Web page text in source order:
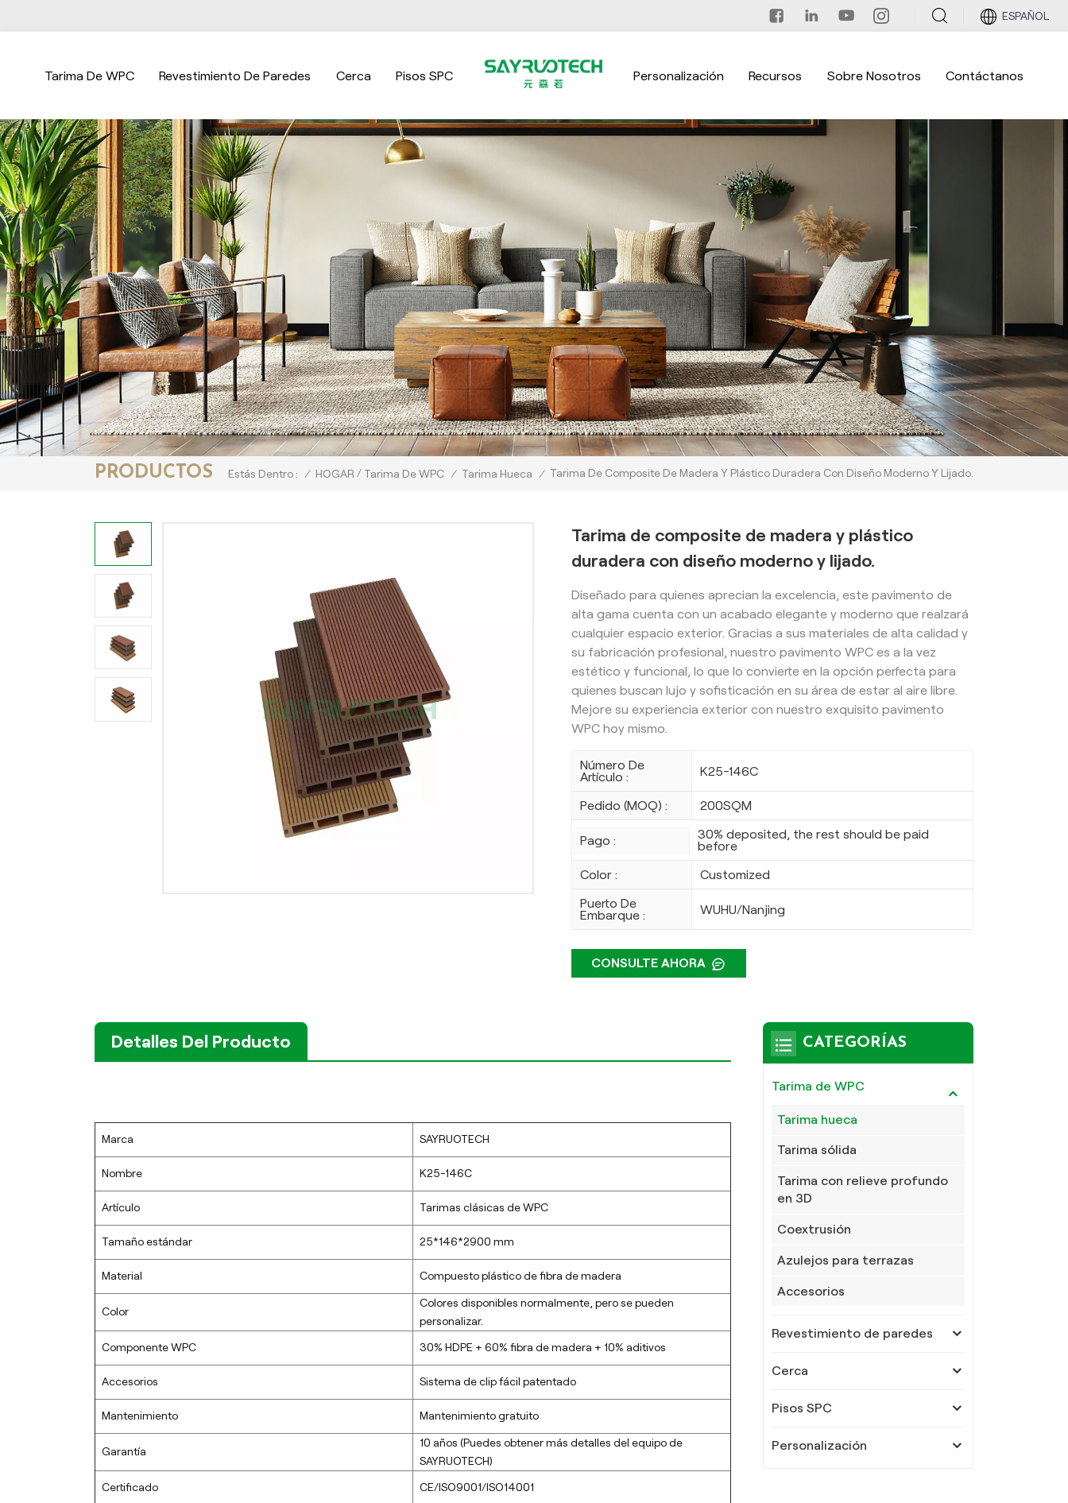
ESPAÑOL
Tarima De WPC Revestimiento De Paredes Cerca Pisos SPC Personalización Recursos Sobre Nosotros Contáctanos
PRODUCTOS Estás Dentro : / HOGAR / Tarima De WPC / Tarima Hueca / Tarima De Composite De Madera Y Plástico Duradera Con Diseño Moderno Y Lijado.
Tarima de composite de madera y plástico
duradera con diseño moderno y lijado.
Diseñado para quienes aprecian la excelencia, este pavimento de
alta gama cuenta con un acabado elegante y moderno que realzará
cualquier espacio exterior. Gracias a sus materiales de alta calidad y
su fabricación profesional, nuestro pavimento WPC es a la vez
estético y funcional, lo que lo convierte en la opción perfecta para
quienes buscan lujo y sofisticación en su área de estar al aire libre.
Mejore su experiencia exterior con nuestro exquisito pavimento
WPC hoy mismo.
Número De
Artículo :
K25-146C
Pedido (MOQ) : 200SQM
Pago :
30% deposited, the rest should be paid
before
Color : Customized
Puerto De
Embarque :
WUHU/Nanjing
CONSULTE AHORA
Detalles Del Producto
Marca SAYRUOTECH
Nombre K25-146C
Artículo Tarimas clásicas de WPC
Tamaño estándar 25*146*2900 mm
Material Compuesto plástico de fibra de madera
Color
Colores disponibles normalmente, pero se pueden
personalizar.
Componente WPC 30% HDPE + 60% fibra de madera + 10% aditivos
Accesorios Sistema de clip fácil patentado
Mantenimiento Mantenimiento gratuito
Garantía
10 años (Puedes obtener más detalles del equipo de
SAYRUOTECH)
Certificado CE/ISO9001/ISO14001
CATEGORÍAS
Tarima de WPC
Tarima hueca
Tarima sólida
Tarima con relieve profundo
en 3D
Coextrusión
Azulejos para terrazas
Accesorios
Revestimiento de paredes
Cerca
Pisos SPC
Personalización